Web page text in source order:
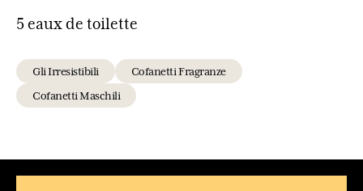
5 eaux de toilette
Gli Irresistibili
Cofanetti Fragranze
Cofanetti Maschili